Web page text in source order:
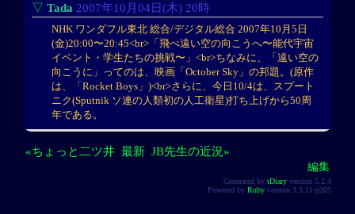
▽ Tada 2007年10月04日(木) 20時
NHK ワンダフル東北 総合/デジタル総合 2007年10月5日
(金)20:00〜20:45<br>「飛べ遠い空の向こうへ〜能代宇宙
イベント・学生たちの挑戦〜」<br>ちなみに、「遠い空の
向こうに」ってのは、映画「October Sky」の邦題。(原作
は、「Rocket Boys」)<br>さらに、今日10/4は、スプート
ニク(Sputnik ソ連の人類初の人工衛星)打ち上げから50周
年である。
«ちょっと二ツ井 最新 JB先生の近況»
編集
Generated by tDiary version 5.2.4
Powered by Ruby version 3.3.11-p205